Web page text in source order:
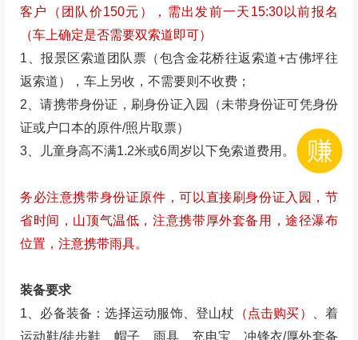
客户（团队价150元），需出发前一天15:30以前报名
（车上确定是否需要双索道即可）
1、报景区索道团队票（包含金花桥往返索道+古佛坪往
返索道），车上另收，不需要则不收费；
2、请携带身份证，刷身份证入园（未带身份证可凭身份
证或户口本的原件/照片取票）
3、儿童身高不满1.2米或6周岁以下免索道费用。
务必注意携带身份证原件，可以直接刷身份证入园，节
省时间，山顶气温低，注意携带厚外套备用，途径瀑布
位置，注意携带雨具。
装备要求
1、必备装备：选择运动服饰、 登山杖 （点击购买）
着
运动鞋/徒步鞋、帽子、雨具、充电宝、冲锋衣/厚外套备